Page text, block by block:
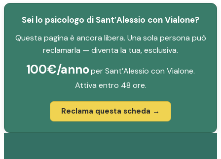
Sei lo psicologo di Sant’Alessio con Vialone?
Questa pagina è ancora libera. Una sola persona può
reclamarla — diventa la tua, esclusiva.
100€/annoper Sant’Alessio con Vialone.
Attiva entro 48 ore.
Reclama questa scheda →